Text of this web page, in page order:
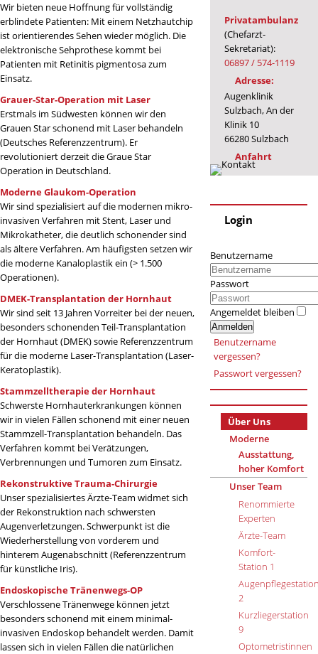
Wir bieten neue Hoffnung für vollständig
erblindete Patienten: Mit einem Netzhautchip
ist orientierendes Sehen wieder möglich. Die
elektronische Sehprothese kommt bei
Patienten mit Retinitis pigmentosa zum
Einsatz.
Grauer-Star-Operation mit Laser
Erstmals im Südwesten können wir den
Grauen Star schonend mit Laser behandeln
(Deutsches Referenzzentrum). Er
revolutioniert derzeit die Graue Star
Operation in Deutschland.
Moderne Glaukom-Operation
Wir sind spezialisiert auf die modernen mikro-
invasiven Verfahren mit Stent, Laser und
Mikrokatheter, die deutlich schonender sind
als ältere Verfahren. Am häufigsten setzen wir
die moderne Kanaloplastik ein (> 1.500
Operationen).
DMEK-Transplantation der Hornhaut
Wir sind seit 13 Jahren Vorreiter bei der neuen,
besonders schonenden Teil-Transplantation
der Hornhaut (DMEK) sowie Referenzzentrum
für die moderne Laser-Transplantation (Laser-
Keratoplastik).
Stammzelltherapie der Hornhaut
Schwerste Hornhauterkrankungen können
wir in vielen Fällen schonend mit einer neuen
Stammzell-Transplantation behandeln. Das
Verfahren kommt bei Verätzungen,
Verbrennungen und Tumoren zum Einsatz.
Rekonstruktive Trauma-Chirurgie
Unser spezialisiertes Ärzte-Team widmet sich
der Rekonstruktion nach schwersten
Augenverletzungen. Schwerpunkt ist die
Wiederherstellung von vorderem und
hinterem Augenabschnitt (Referenzzentrum
für künstliche Iris).
Endoskopische Tränenwegs-OP
Verschlossene Tränenwege können jetzt
besonders schonend mit einem minimal-
invasiven Endoskop behandelt werden. Damit
lassen sich in vielen Fällen die natürlichen
Privatambulanz
(Chefarzt-
Sekretariat):
06897 / 574-1119
Adresse:
Augenklinik
Sulzbach, An der
Klinik 10
66280 Sulzbach
Anfahrt
Login
Benutzername
Passwort
Angemeldet bleiben
Anmelden
Benutzername
vergessen?
Passwort vergessen?
Über Uns
Moderne
Ausstattung,
hoher Komfort
Unser Team
Renommierte
Experten
Ärzte-Team
Komfort-
Station 1
2
Kurzliegerstation
9
Optometristinnen